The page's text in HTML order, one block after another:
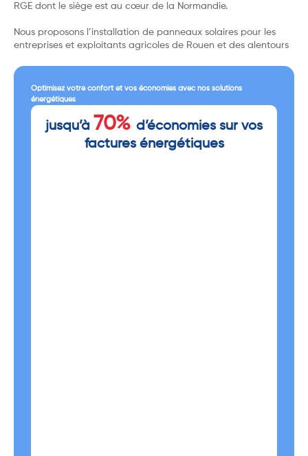
RGE dont le siège est au cœur de la Normandie.
Nous proposons l’installation de panneaux solaires pour les
entreprises et exploitants agricoles de Rouen et des alentours
Optimisez votre confort et vos économies avec nos solutions
énergétiques
jusqu’à 70% d’économies sur vos
factures énergétiques